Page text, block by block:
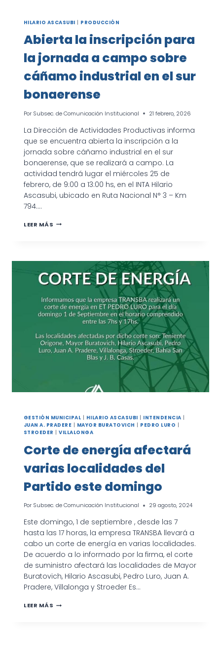
HILARIO ASCASUBI | PRODUCCIÓN
Abierta la inscripción para
la jornada a campo sobre
cáñamo industrial en el sur
bonaerense
Por Subsec. de Comunicación Institucional 21 febrero, 2026
La Dirección de Actividades Productivas informa
que se encuentra abierta la inscripción a la
jornada sobre cáñamo industrial en el sur
bonaerense, que se realizará a campo. La
actividad tendrá lugar el miércoles 25 de
febrero, de 9:00 a 13:00 hs, en el INTA Hilario
Ascasubi, ubicado en Ruta Nacional N° 3 – Km
794….
LEER MÁS ABIERTA
A
CAMPO
CÁÑAMO
INDUSTRIAL
EN
BONAERENSE
GESTIÓN MUNICIPAL HILARIO ASCASUBI INTENDENCIA
JUAN A. PRADERE
MAYOR BURATOVICH PEDRO LURO
STROEDER
|VILLALONGA
Corte de energía afectará
varias localidades del
Partido este domingo
Por Subsec. de Comunicación Institucional 29 agosto, 2024
Este domingo, 1 de septiembre , desde las 7
hasta las 17 horas, la empresa TRANSBA llevará a
cabo un corte de energía en varias localidades.
De acuerdo a lo informado por la firma, el corte
de suministro afectará las localidades de Mayor
Buratovich, Hilario Ascasubi, Pedro Luro, Juan A.
Pradere, Villalonga y Stroeder Es…
LEER MÁS CORTE